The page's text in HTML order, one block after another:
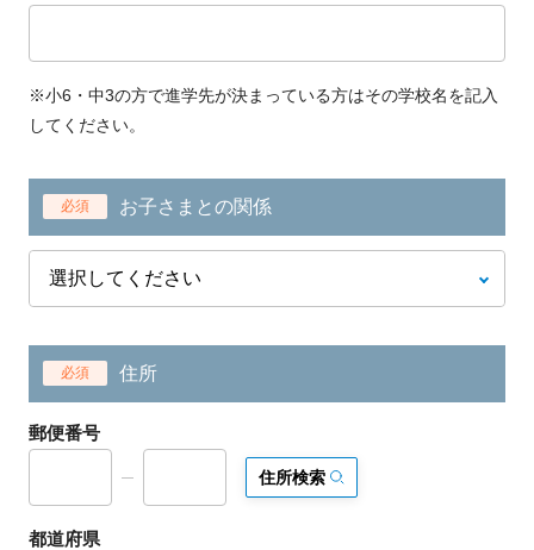
※小6・中3の方で進学先が決まっている方はその学校名を記入
してください。
必須 お子さまとの関係
必須 住所
郵便番号
住所検索
都道府県